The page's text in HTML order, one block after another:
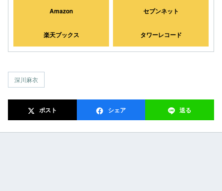
Amazon セブンネット
楽天ブックス タワーレコード
深川麻衣
ポスト シェア 送る